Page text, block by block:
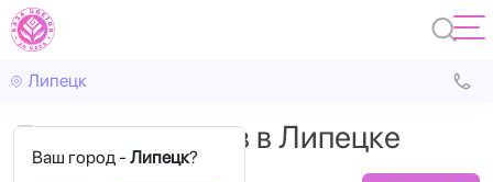
Липецк
Ваш город - Липецк?
Доставка цветов в Липецке